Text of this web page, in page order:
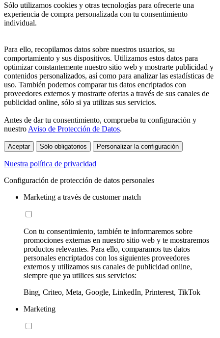
Sólo utilizamos cookies y otras tecnologías para ofrecerte una
experiencia de compra personalizada con tu consentimiento
individual.
Para ello, recopilamos datos sobre nuestros usuarios, su
comportamiento y sus dispositivos. Utilizamos estos datos para
optimizar constantemente nuestro sitio web y mostrarte publicidad y
contenidos personalizados, así como para analizar las estadísticas de
uso. También podemos comparar tus datos encriptados con
proveedores externos y mostrarte ofertas a través de sus canales de
publicidad online, sólo si ya utilizas sus servicios.
Antes de dar tu consentimiento, comprueba tu configuración y
nuestro Aviso de Protección de Datos.
Aceptar Sólo obligatorios Personalizar la configuración
Nuestra política de privacidad
Configuración de protección de datos personales
Marketing a través de customer match
Con tu consentimiento, también te informaremos sobre
promociones externas en nuestro sitio web y te mostraremos
productos relevantes. Para ello, comparamos tus datos
personales encriptados con los siguientes proveedores
externos y utilizamos sus canales de publicidad online,
siempre que ya utilices sus servicios:
Bing, Criteo, Meta, Google, LinkedIn, Printerest, TikTok
Marketing